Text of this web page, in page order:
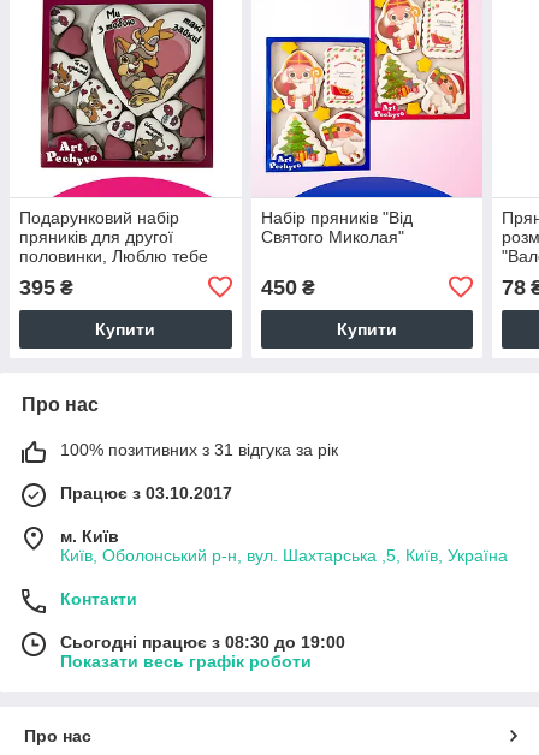
Подарунковий набір
пряників для другої
половинки, Люблю тебе
395 ₴
Купити
Набір пряників "Від
Святого Миколая"
450₴
Купити
78
Про нас
100% позитивних з 31 відгука за рік
Працює з 03.10.2017
м. Київ
Київ, Оболонський р-н, вул. Шахтарська ,5, Київ, Україна
Контакти
Сьогодні працює з 08:30 до 19:00
Показати весь графік роботи
Про нас